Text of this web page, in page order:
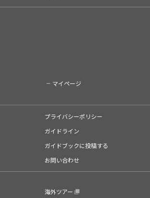
マイページ
プライバシーポリシー
ガイドライン
ガイドブックに投稿する
お問い合わせ
海外ツアー